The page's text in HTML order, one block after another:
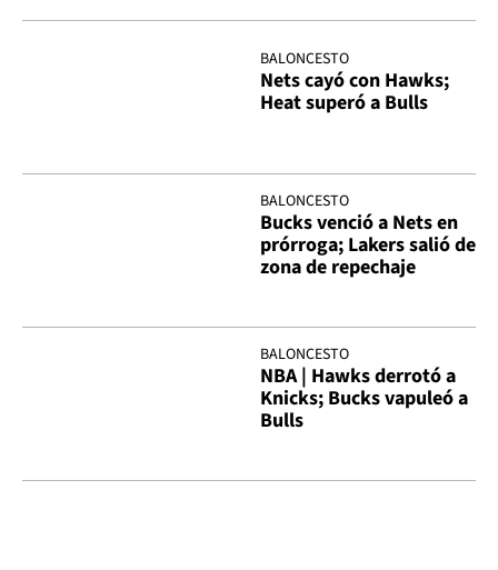
BALONCESTO
Nets cayó con Hawks;
Heat superó a Bulls
BALONCESTO
Bucks venció a Nets en
prórroga; Lakers salió de
zona de repechaje
BALONCESTO
NBA | Hawks derrotó a
Knicks; Bucks vapuleó a
Bulls